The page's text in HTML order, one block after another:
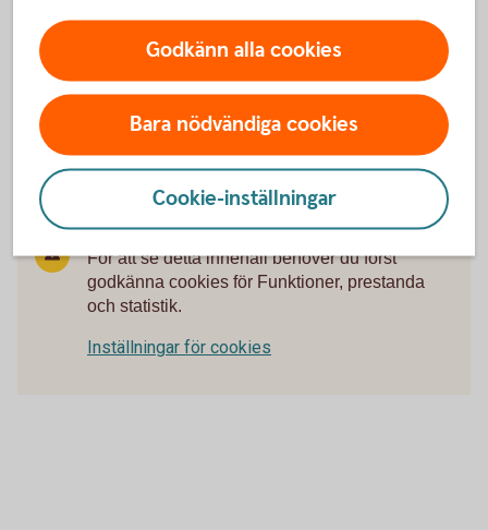
För att se detta innehåll behöver du först
godkänna cookies för Funktioner, prestanda
och statistik.
Inställningar för cookies
Godkänn alla cookies
Bara nödvändiga cookies
Cookie-inställningar